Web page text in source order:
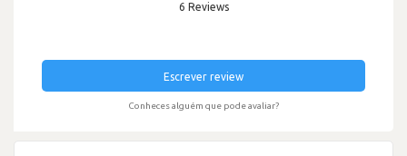
6 Reviews
Escrever review
Conheces alguém que pode avaliar?